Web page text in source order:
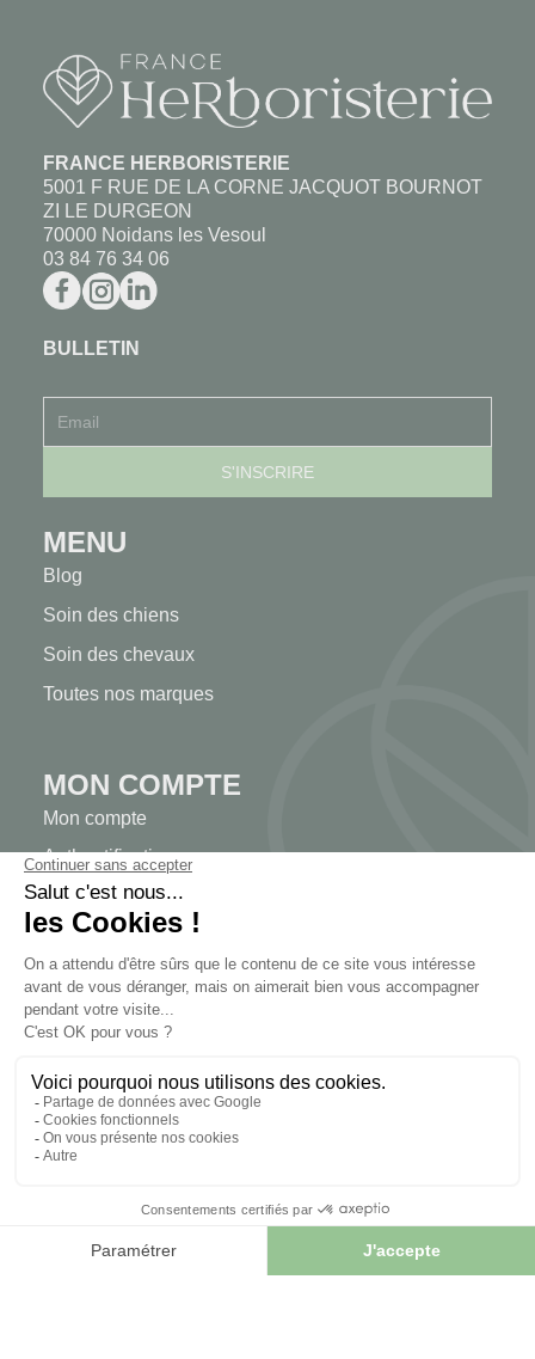
FRANCE HERBORISTERIE
5001 F RUE DE LA CORNE JACQUOT BOURNOT
ZI LE DURGEON
70000 Noidans les Vesoul
03 84 76 34 06
BULLETIN
MENU
Blog
Soin des chiens
Soin des chevaux
Toutes nos marques
MON COMPTE
Mon compte
Authentification
Suivi de commande
Créer votre compte
INFORMATIONS
Plan du site
Notre herboristerie
Paiement sécurisé